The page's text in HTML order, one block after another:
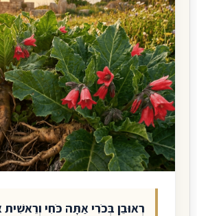
רְאוּבֵן בְּכֹרִי אַתָּה כֹּחִי וְרֵאשִׁית אוֹנִי יֶתֶר